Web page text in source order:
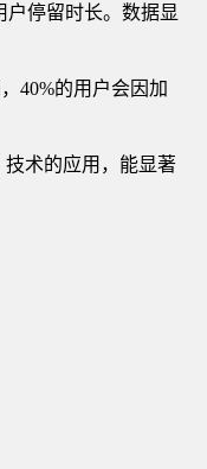
户停留时长。数据显
40%的用户会因加
技术的应用，能显著